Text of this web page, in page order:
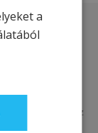
exkluzív
vagy
hogy az
a